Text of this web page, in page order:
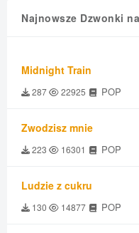
Najnowsze Dzwonki
Midnight Train
287 22925 POP
Zwodzisz mnie
223 16301 POP
Ludzie z cukru
130 14877 POP